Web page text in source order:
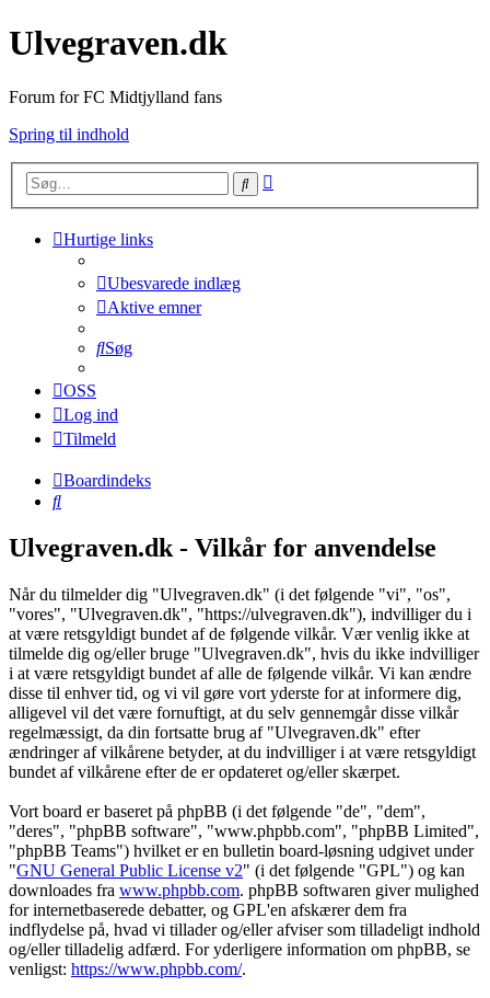
Ulvegraven.dk
Forum for FC Midtjylland fans
Spring til indhold
Søg
Hurtige links
Ubesvarede indlæg
Aktive emner
Søg
OSS
Log ind
Tilmeld
Boardindeks
Søg
Ulvegraven.dk - Vilkår for anvendelse
Når du tilmelder dig "Ulvegraven.dk" (i det følgende "vi", "os",
"vores", "Ulvegraven.dk", "https://ulvegraven.dk"), indvilliger du i
at være retsgyldigt bundet af de følgende vilkår. Vær venlig ikke at
tilmelde dig og/eller bruge "Ulvegraven.dk", hvis du ikke indvilliger
i at være retsgyldigt bundet af alle de følgende vilkår. Vi kan ændre
disse til enhver tid, og vi vil gøre vort yderste for at informere dig,
alligevel vil det være fornuftigt, at du selv gennemgår disse vilkår
regelmæssigt, da din fortsatte brug af "Ulvegraven.dk" efter
ændringer af vilkårene betyder, at du indvilliger i at være retsgyldigt
bundet af vilkårene efter de er opdateret og/eller skærpet.
Vort board er baseret på phpBB (i det følgende "de", "dem",
"deres", "phpBB software", "www.phpbb.com", "phpBB Limited",
"phpBB Teams") hvilket er en bulletin board-løsning udgivet under
"GNU General Public License v2" (i det følgende "GPL") og kan
downloades fra www.phpbb.com. phpBB softwaren giver mulighed
for internetbaserede debatter, og GPL'en afskærer dem fra
indflydelse på, hvad vi tillader og/eller afviser som tilladeligt indhold
og/eller tilladelig adfærd. For yderligere information om phpBB, se
venligst: https://www.phpbb.com/.